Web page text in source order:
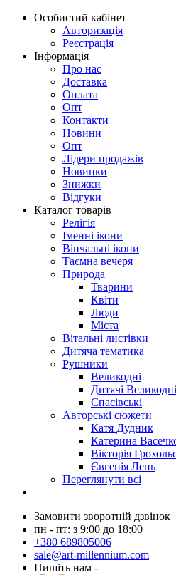
Особистий кабінет
Авторизація
Реєстрація
Інформація
Про нас
Доставка
Оплата
Опт
Контакти
Новини
Опт
Лідери продажів
Новинки
Знижки
Відгуки
Каталог товарів
Релігія
Іменні ікони
Вінчальні ікони
Таємна вечеря
Природа
Тварини
Квіти
Люди
Міста
Вітальні листівки
Дитяча тематика
Рушники
Великодні
Дитячі Великодні
Спасівські
Авторські сюжети
Катя Дудник
Катерина
Вікторія
Євгенія Лень
Переглянути всі
Замовити зворотній дзвінок
пн - пт: з 9:00 до 18:00
+380 689805006
sale@art-millennium.com
Пишіть нам -